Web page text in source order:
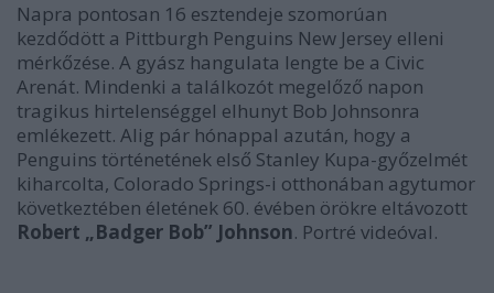
Napra pontosan 16 esztendeje szomorúan
kezdődött a Pittburgh Penguins New Jersey elleni
mérkőzése. A gyász hangulata lengte be a Civic
Arenát. Mindenki a találkozót megelőző napon
tragikus hirtelenséggel elhunyt Bob Johnsonra
emlékezett. Alig pár hónappal azután, hogy a
Penguins történetének első Stanley Kupa-győzelmét
kiharcolta, Colorado Springs-i otthonában agytumor
következtében életének 60. évében örökre eltávozott
Robert „Badger Bob” Johnson. Portré videóval.